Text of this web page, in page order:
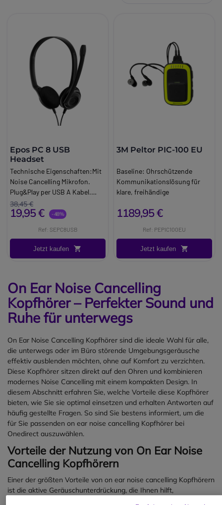
Epos PC 8 USB
Headset
Technische Eigenschaften:Mit
Noise Cancelling Mikrofon.
Plug&Play per USB A Kabel.
Tragesystem: Kopfbügel.
Headset Farbe: Schwarz EPOS
Leichtes und komfortabeles
38,45 €
19,95 € -48%
Ref: SEPC8USB
Jetzt kaufen
3M Peltor PIC-100 EU
Baseline: Ohrschützende
Kommunikationslösung für
klare, freihändige
Umgebungen
Long_description:
Professionelle Im-Ohr-
ist ein hochmoderner
professioneller Im-Ohr-
Gehörschutz, der für laute
Arbeitsumgebungen entwickelt
wurde. Mit einem innovativen
On-Demand-Fit-Test, der der
ANSI/ASA S12.71-2018
entspricht, stellt dieses Gerät
sicher, dass der Benutzer sein
individuelles Schutzniveau in
Echtzeit kennt. Ausgestattet
mit einem In-Ear-Mikrofon und
mehreren drahtlosen
Technologien ermöglicht es
lautesten Umgebungen.
Funktional und für viele
Das 3M™ PELTOR™ PIC-100 EU
ist ideal für den Einsatz in der
1189,95 €
Ref: PEPIC100EU
Jetzt kaufen
On Ear Noise Cancelling
Kopfhörer – Perfekter Sound und
Ruhe für unterwegs
On Ear Noise Cancelling Kopfhörer sind die ideale Wahl für alle,
die unterwegs oder im Büro störende Umgebungsgeräusche
effektiv ausblenden möchten, ohne auf Komfort zu verzichten.
Diese Kopfhörer sitzen direkt auf den Ohren und kombinieren
modernes Noise Cancelling mit einem kompakten Design. In
diesem Abschnitt erfahren Sie, welche Vorteile diese Kopfhörer
bieten, wie Sie sie optimal einsetzen und erhalten Antworten auf
häufig gestellte Fragen. So sind Sie bestens informiert, um die
für Sie passenden on ear noise cancelling Kopfhörer bei
Onedirect auszuwählen.
Vorteile der Nutzung von On Ear Noise
Cancelling Kopfhörern
Einer der größten Vorteile von on ear noise cancelling Kopfhörern
ist die aktive Geräuschunterdrückung, die Ihnen hilft,